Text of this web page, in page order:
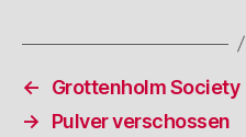
←
Grottenholm Society
→
Pulver verschossen